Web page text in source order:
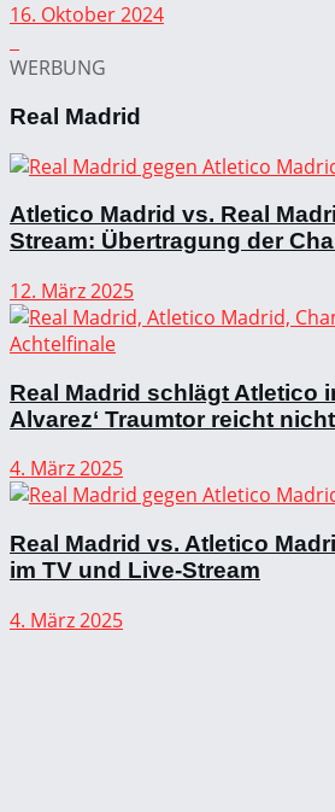
16. Oktober 2024
WERBUNG
Real Madrid
Atletico Madrid vs. Real
Stream: Übertragung der
12. März 2025
Real Madrid schlägt Atletico
Alvarez‘ Traumtor reicht nicht
4. März 2025
Real Madrid vs. Atletico
im TV und Live-Stream
4. März 2025